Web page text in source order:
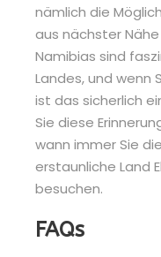
nämlich die
aus nächster
Namibias sind
Landes, und wenn
ist das sicherlich
Sie diese
wann immer Sie
erstaunliche Land
besuchen.
FAQs